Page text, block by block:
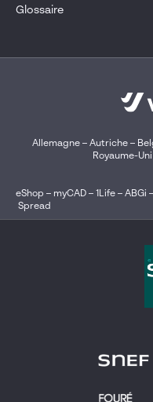
Glossaire
Allemagne– Autriche–
Royaume-
eShop – myCAD – 1Life – ABGi –
Spread